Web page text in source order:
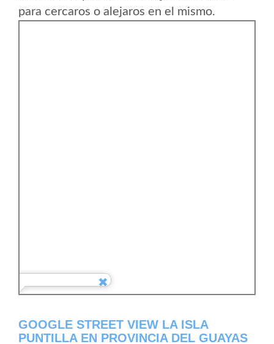
para cercaros o alejaros en el mismo.
GOOGLE STREET VIEW LA ISLA
PUNTILLA EN PROVINCIA DEL GUAYAS